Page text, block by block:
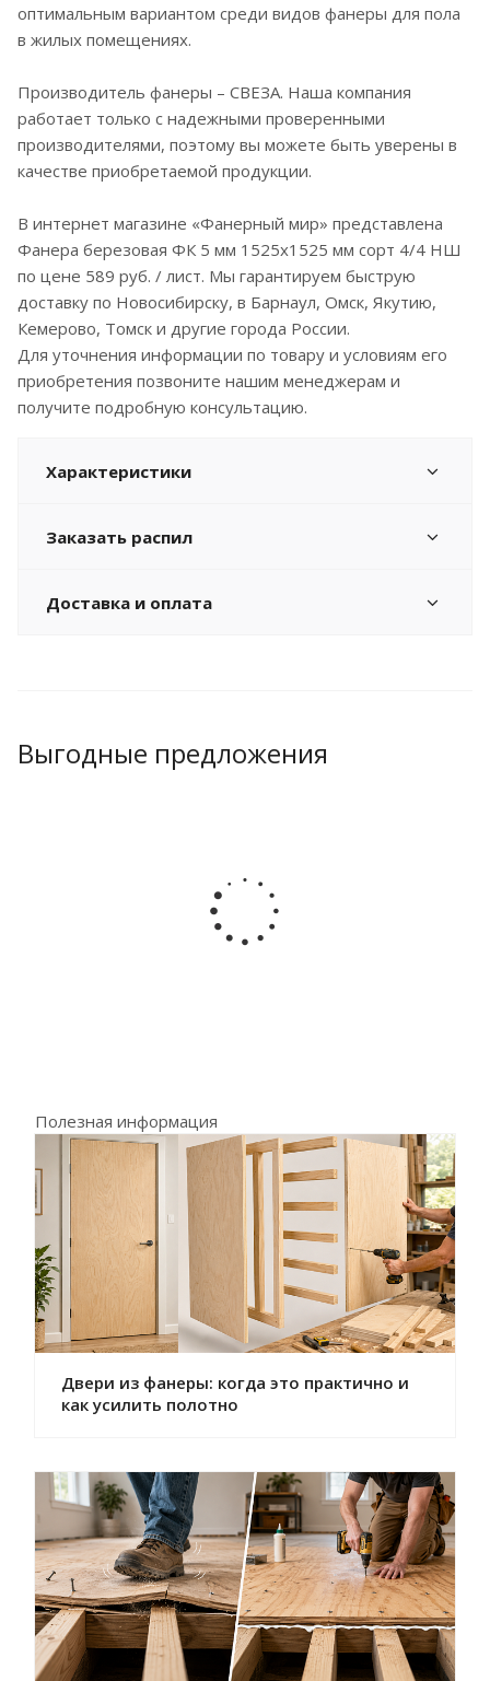
оптимальным вариантом среди видов фанеры для пола
в жилых помещениях.
Производитель фанеры – СВЕЗА. Наша компания
работает только с надежными проверенными
производителями, поэтому вы можете быть уверены в
качестве приобретаемой продукции.
В интернет магазине «Фанерный мир» представлена
Фанера березовая ФК 5 мм 1525x1525 мм сорт 4/4 НШ
по цене 589 руб. / лист. Мы гарантируем быструю
доставку по Новосибирску, в Барнаул, Омск, Якутию,
Кемерово, Томск и другие города России.
Для уточнения информации по товару и условиям его
приобретения позвоните нашим менеджерам и
получите подробную консультацию.
Характеристики
Заказать распил
Доставка и оплата
Выгодные предложения
Полезная информация
Двери из фанеры: когда это практично и
как усилить полотно